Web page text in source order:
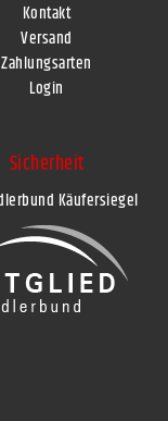
Kontakt
Versand
Zahlungsarten
Login
Sicherheit